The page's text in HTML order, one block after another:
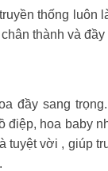
thống
thành và
đầy sang
hoa baby
vời , giúp